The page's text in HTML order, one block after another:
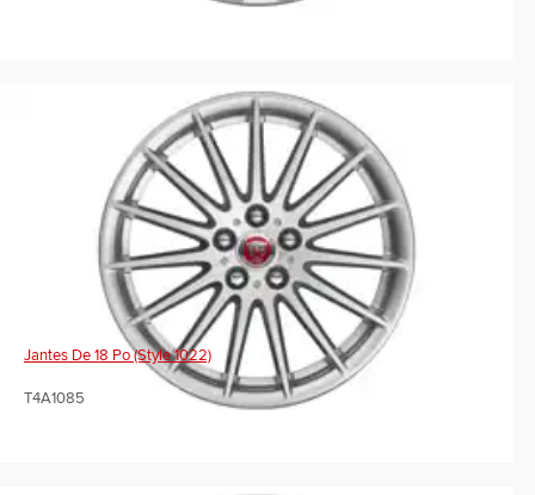
Jantes De 18 Po (Style 1022)
T4A1085